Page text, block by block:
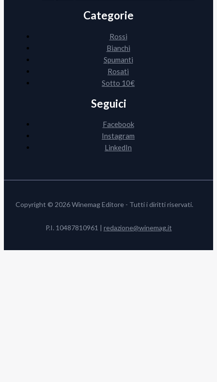
Categorie
Rossi
Bianchi
Spumanti
Rosati
Sotto 10€
Seguici
Facebook
Instagram
LinkedIn
Copyright © 2026 Winemag Editore - Tutti i diritti riservati.
P.I. 10487810961 | redazione@winemag.it